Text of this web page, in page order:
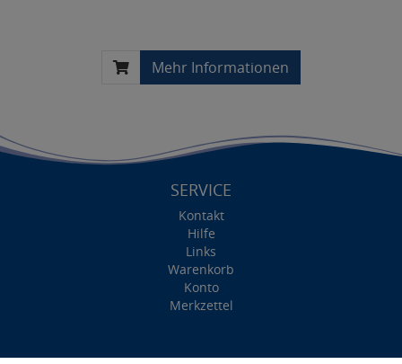
Mehr Informationen
SERVICE
Kontakt
Hilfe
Links
Warenkorb
Konto
Merkzettel